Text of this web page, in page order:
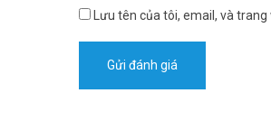
Lưu tên của tôi, email, và